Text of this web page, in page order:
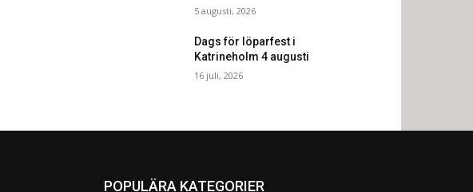
5 augusti, 2026
Dags för löparfest i
Katrineholm 4 augusti
16 juli, 2026
POPULÄRA KATEGORIER